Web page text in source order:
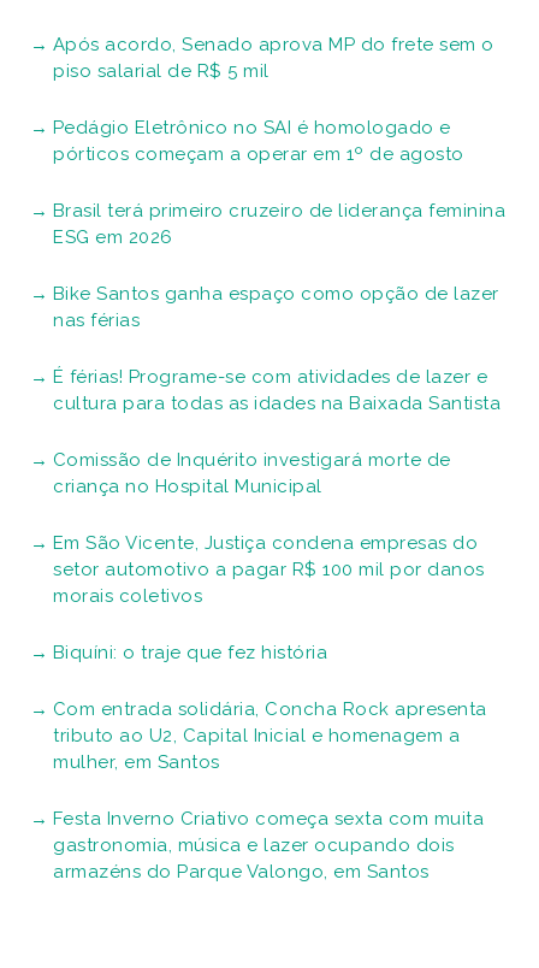
Após acordo, Senado aprova MP do frete sem o
piso salarial de R$ 5 mil
Pedágio Eletrônico no SAI é homologado e
pórticos começam a operar em 1º de agosto
Brasil terá primeiro cruzeiro de liderança feminina
ESG em 2026
Bike Santos ganha espaço como opção de lazer
nas férias
É férias! Programe-se com atividades de lazer e
cultura para todas as idades na Baixada Santista
Comissão de Inquérito investigará morte de
criança no Hospital Municipal
Em São Vicente, Justiça condena empresas do
setor automotivo a pagar R$ 100 mil por danos
morais coletivos
Biquíni: o traje que fez história
Com entrada solidária, Concha Rock apresenta
tributo ao U2, Capital Inicial e homenagem a
mulher, em Santos
Festa Inverno Criativo começa sexta com muita
gastronomia, música e lazer ocupando dois
armazéns do Parque Valongo, em Santos